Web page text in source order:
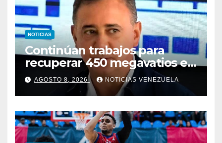
NOTICIAS
Continúan trabajos para
recuperar 450 megavatios en
Termocarabobo tras sismos
AGOSTO 8, 2026 NOTICIAS VENEZUELA